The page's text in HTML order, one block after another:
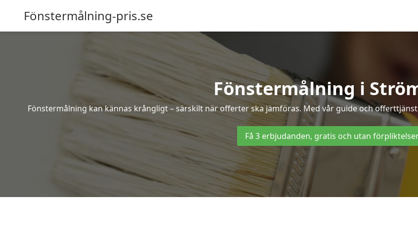
Fönstermålning-pris.se
Fönstermålning i
Fönstermålning kan kännas krångligt – särskilt när offerter ska jämföras. Med vår guide och
Få 3 erbjudanden, gratis och utan